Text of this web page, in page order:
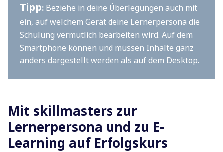
Tipp: Beziehe in deine Überlegungen auch mit
ein, auf welchem Gerät deine Lernerpersona die
Schulung vermutlich bearbeiten wird. Auf dem
Smartphone können und müssen Inhalte ganz
anders dargestellt werden als auf dem Desktop.
Mit skillmasters zur
Lernerpersona und zu E-
Learning auf Erfolgskurs